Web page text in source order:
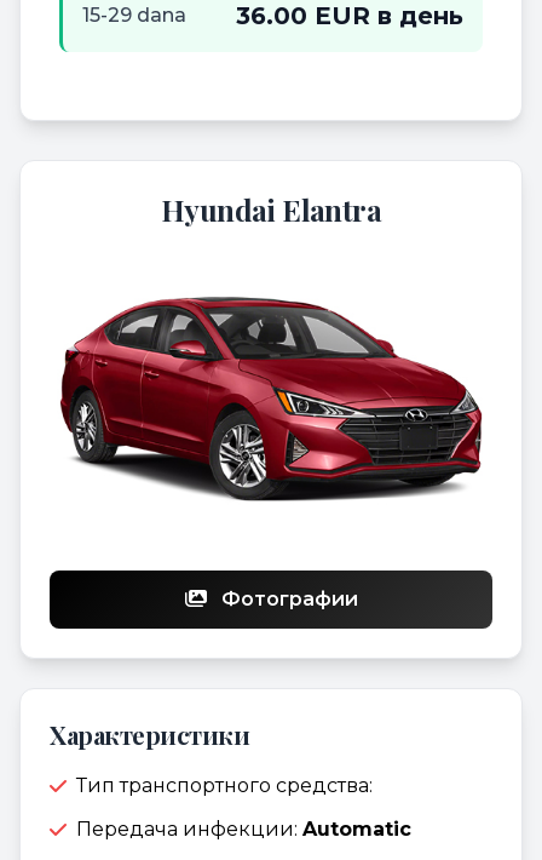
15-29 dana 36.00 EUR в день
Hyundai Elantra
Фотографии
Характеристики
Тип транспортного средства:
Передача инфекции: Automatic